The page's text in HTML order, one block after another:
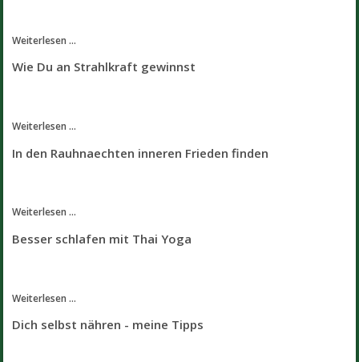
Weiterlesen ...
Wie Du an Strahlkraft gewinnst
Weiterlesen ...
In den Rauhnaechten inneren Frieden finden
Weiterlesen ...
Besser schlafen mit Thai Yoga
Weiterlesen ...
Dich selbst nähren - meine Tipps